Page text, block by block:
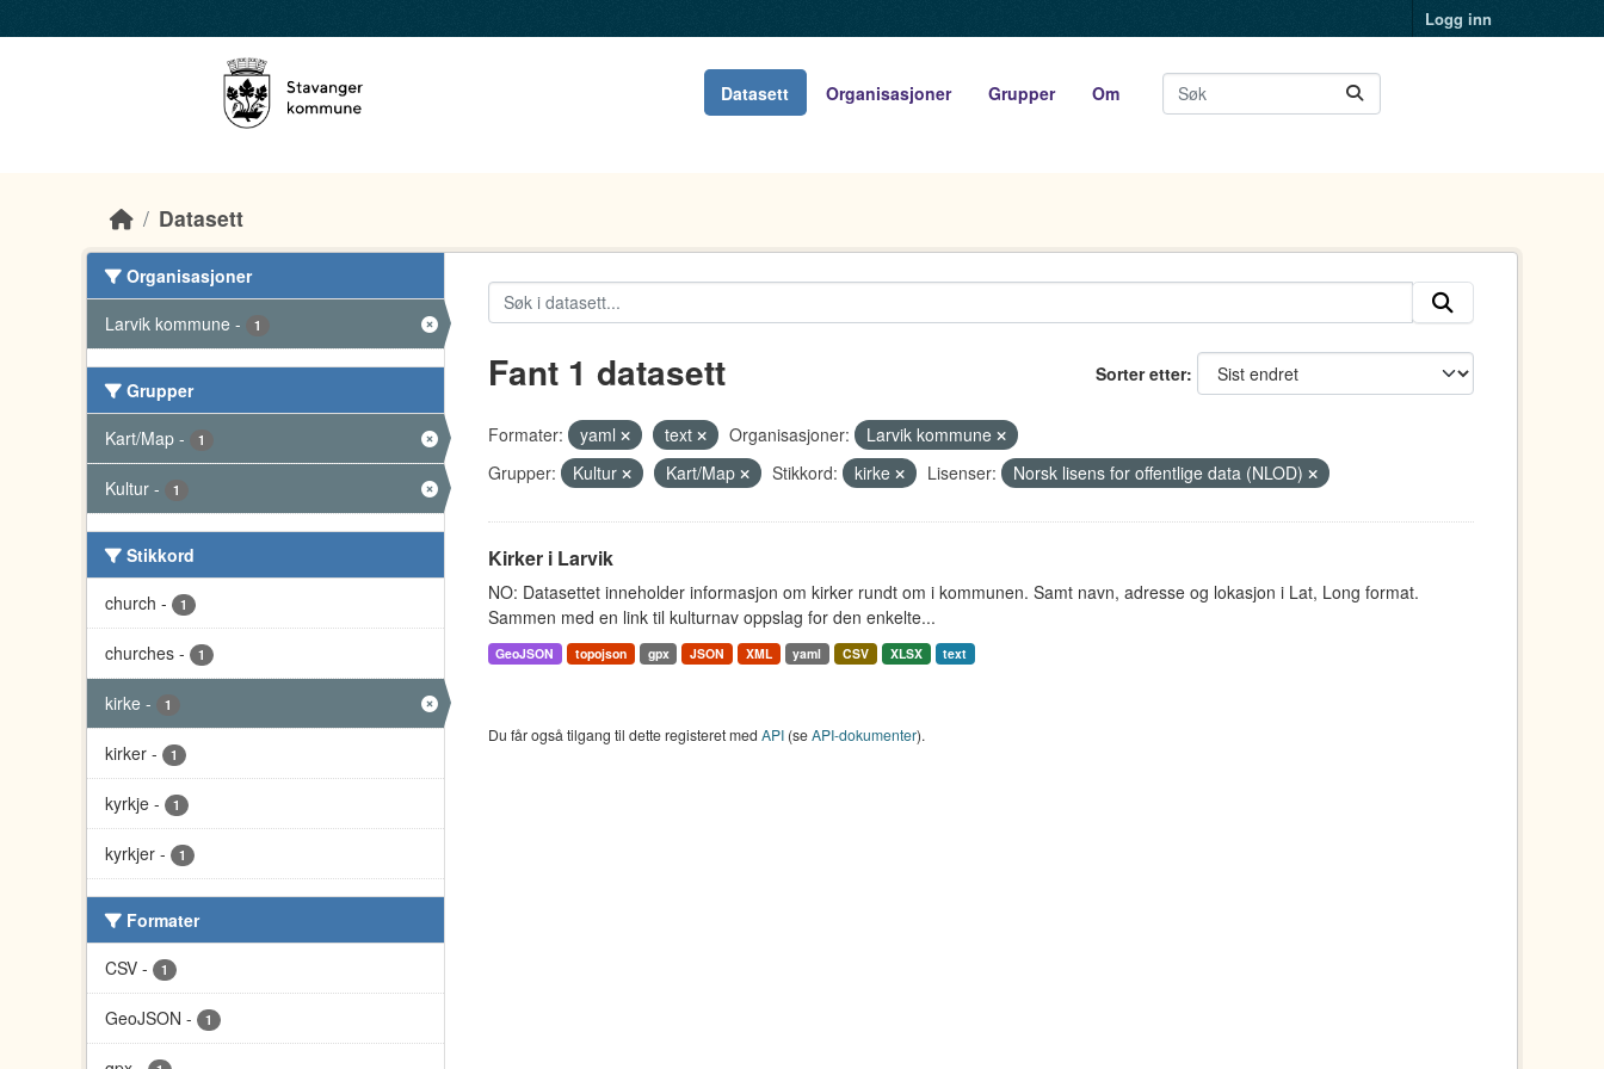
Logg inn
Datasett Organisasjoner Grupper Om
Datasett
Organisasjoner
Larvik kommune - 1
Grupper
Kart/Map - 1
Kultur - 1
Stikkord
church - 1
churches - 1
kirke - 1
kirker - 1
kyrkje - 1
kyrkjer - 1
Formater
CSV - 1
GeoJSON - 1
Sorter etter
Fant 1 datasett
Formater: yaml text Organisasjoner:
Larvik kommune
Grupper:
Kultur Kart/Map Stikkord: kirke Lisenser: Norsk lisens for offentlige data (NLOD)
Kirker i Larvik
NO: Datasettet inneholder informasjon om kirker rundt om i kommunen. Samt navn, adresse og lokasjon i Lat, Long format.
Sammen med en link til kulturnav oppslag for den enkelte...
GeoJSON topojson gpx JSON XML yaml CSV XLSX text
Du får også tilgang til dette registeret med API(seAPI-dokumenter).